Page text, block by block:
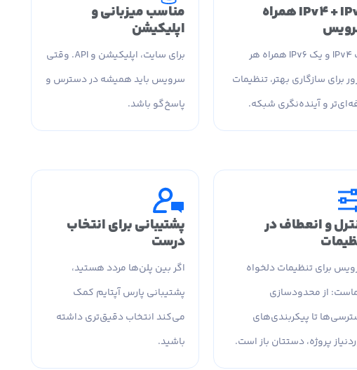
IPv4 + IPv6 همراه
یک IPv4 و یک IPv6 همراه هر
برای سازگاری بهتر، تنظیمات
و آینده‌نگری شبکه.
مناسب میزبانی و
اپلیکیشن
برای سایت، اپلیکیشن و API. وقتی
سرویس باید همیشه در دسترس و
پاسخ‌گو باشد.
و انعطاف در
برای تنظیمات دلخواه
از محدودسازی
تا پیکربندی‌های
پروژه، دستتان باز است.
پشتیبانی برای انتخاب
درست
اگر بین پلن‌ها مردد هستید،
پشتیبانی پارس آپتایم کمک
می‌کند انتخاب دقیق‌تری داشته
باشید.